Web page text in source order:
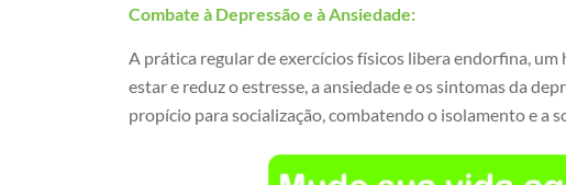
Combate à Depressão e à Ansiedade:
A prática regular de exercícios físicos libera endorfina,
estar e reduz o estresse, a ansiedade e os sintomas da
propício para socialização, combatendo o isolamento e a